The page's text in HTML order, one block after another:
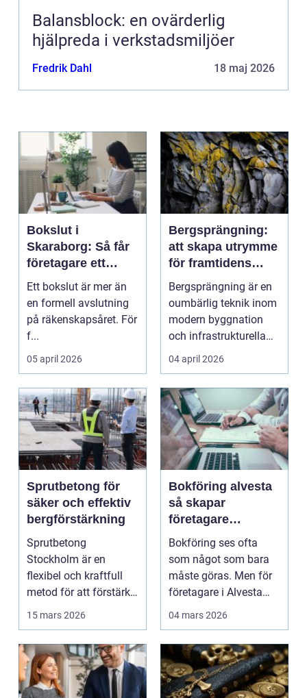
Balansblock: en ovärderlig
hjälpreda i verkstadsmiljöer
Fredrik Dahl 18 maj 2026
Bokslut i
Skaraborg: Så får
företagare ett
tryggt avslut på
året
Ett bokslut är mer än
en formell avslutning
på räkenskapsåret. För
f...
05 april 2026
Bergsprängning:
att skapa utrymme
för framtidens
infrastruktur
Bergsprängning är en
oumbärlig teknik inom
modern byggnation
och infrastrukturella
fr...
04 april 2026
Sprutbetong för
säker och effektiv
bergförstärkning
Sprutbetong
Stockholm är en
flexibel och kraftfull
metod för att förstärka
berg,...
15 mars 2026
Bokföring alvesta
så skapar
företagare
trygghet och
kontroll i vardagen
Bokföring ses ofta
som något som bara
måste göras. Men för
företagare i Alvesta
kan en genomtänkt
04 mars 2026